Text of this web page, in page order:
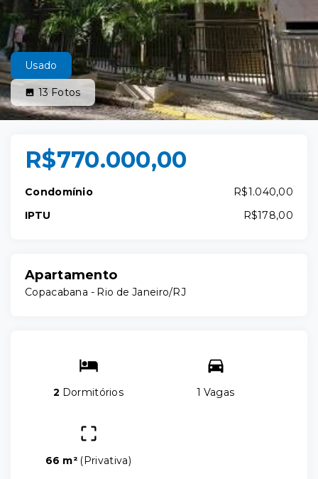
Usado
13 Fotos
R$770.000,00
Condomínio
R$1.040,00
IPTU
R$178,00
Apartamento
Copacabana - Rio de Janeiro/RJ
2 Dormitórios 1 Vagas
66 m² ( Privativa)